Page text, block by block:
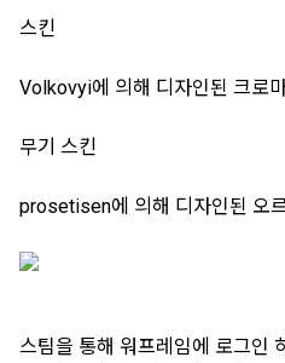
스킨
Volkovyi에 의해 디자인된 크로
무기 스킨
prosetisen에 의해 디자인된 오
스팀을 통해 워프레임에 로그인